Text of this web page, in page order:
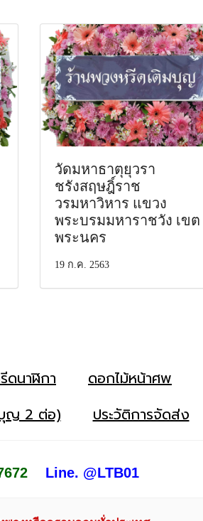
วัดมหาธาตุยุวรา
ชรังสฤษฎิ์ราช
วรมหาวิหาร แขวง
พระบรมมหาราชวัง เขต
พระนคร
19 ก.ค. 2563
ดนาฬิกา ดอกไม้หน้าศพ
ญ 2 ต่อ) ประวัติการจัดส่ง
Line. @LTB01